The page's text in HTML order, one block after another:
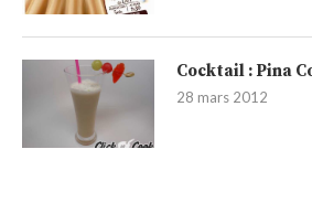
Cocktail : Pina
28 mars 2012